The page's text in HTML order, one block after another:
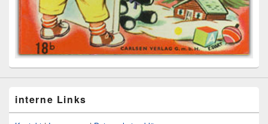
interne Links